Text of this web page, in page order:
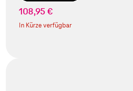
108,95 €
In Kürze verfügbar